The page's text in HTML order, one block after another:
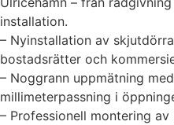
installation.
– Nyinstallation av
bostadsrätter och
– Noggrann uppmätning
millimeterpassning i
– Professionell montering